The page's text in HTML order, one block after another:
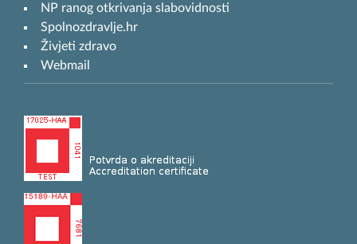
NP ranog otkrivanja slabovidnosti
Spolnozdravlje.hr
Živjeti zdravo
Webmail